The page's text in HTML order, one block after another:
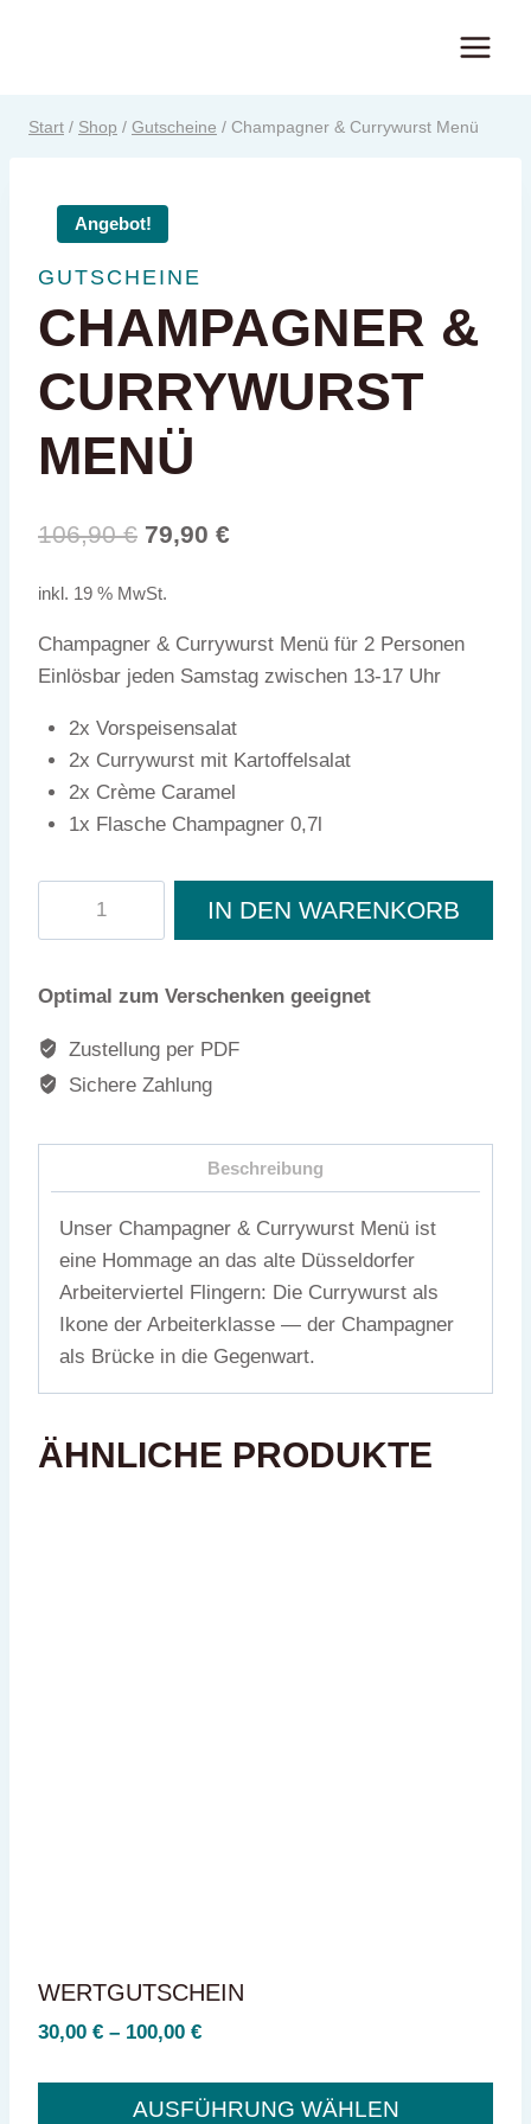
Start / Shop / Gutscheine / Champagner & Currywurst Menü
Angebot!
GUTSCHEINE
CHAMPAGNER &
CURRYWURST
MENÜ
106,90€ Ursprünglicher
106,90 €
79,90 €Aktueller
79,90 €.
inkl. 19 % MwSt.
Champagner & Currywurst Menü für 2 Personen
Einlösbar jeden Samstag zwischen 13-17 Uhr
2x Vorspeisensalat
2x Currywurst mit Kartoffelsalat
2x Crème Caramel
1x Flasche Champagner 0,7l
Menü
IN DEN WARENKORB
Optimal zum Verschenken geeignet
Zustellung per PDF
Sichere Zahlung
Beschreibung
Unser Champagner & Currywurst Menü ist
eine Hommage an das alte Düsseldorfer
Arbeiterviertel Flingern: Die Currywurst als
Ikone der Arbeiterklasse — der Champagner
als Brücke in die Gegenwart.
ÄHNLICHE PRODUKTE
WERTGUTSCHEIN
30,00 € – 100,00 €
AUSFÜHRUNG WÄHLEN